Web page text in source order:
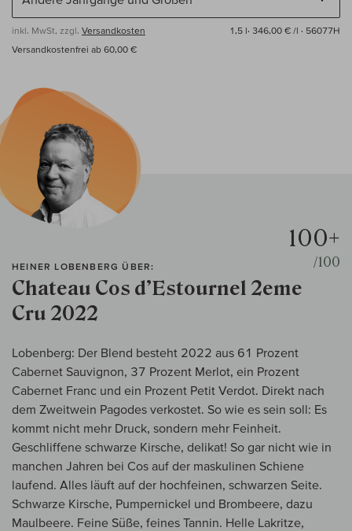
inkl. MwSt, zzgl. Versandkosten 1,5 l· 346,00 € /l · 56077H
Versandkostenfrei ab 60,00 €
HEINER LOBENBERG ÜBER:
Chateau Cos d’Estournel 2eme
Cru 2022
100+
/100
Lobenberg: Der Blend besteht 2022 aus 61 Prozent
Cabernet Sauvignon, 37 Prozent Merlot, ein Prozent
Cabernet Franc und ein Prozent Petit Verdot. Direkt nach
dem Zweitwein Pagodes verkostet. So wie es sein soll: Es
kommt nicht mehr Druck, sondern mehr Feinheit.
Geschliffene schwarze Kirsche, delikat! So gar nicht wie in
manchen Jahren bei Cos auf der maskulinen Schiene
laufend. Alles läuft auf der hochfeinen, schwarzen Seite.
Schwarze Kirsche, Pumpernickel und Brombeere, dazu
Maulbeere. Feine Süße, feines Tannin. Helle Lakritze,